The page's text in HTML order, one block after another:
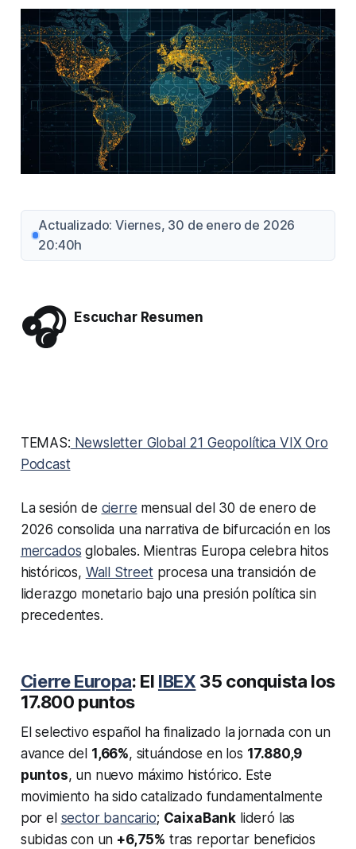
Actualizado: Viernes, 30 de enero de 2026
20:40h
🎧 Escuchar Resumen
TEMAS: Newsletter Global 21 Geopolítica VIXOro
Podcast
La sesión de cierre mensual del 30 de enero de
2026 consolida una narrativa de bifurcación en los
mercados globales. Mientras Europa celebra hitos
históricos, Wall Streetprocesa una transición de
liderazgo monetario bajo una presión política sin
precedentes.
Cierre Europa: El IBEX 35 conquista los
17.800 puntos
El selectivo español ha finalizado la jornada con un
avance del 1,66%, situándose en los 17.880,9
puntos, un nuevo máximo histórico. Este
movimiento ha sido catalizado fundamentalmente
por el sector bancario; CaixaBank lideró las
subidas con un +6,75% tras reportar beneficios